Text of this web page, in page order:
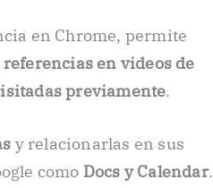
en Chrome, permite
referencias en videos de
previamente.
y relacionarlas en sus
como Docs y Calendar.